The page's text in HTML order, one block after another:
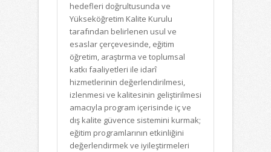
hedefleri doğrultusunda ve
Yükseköğretim Kalite Kurulu
tarafından belirlenen usul ve
esaslar çerçevesinde, eğitim
öğretim, araştırma ve toplumsal
katkı faaliyetleri ile idarî
hizmetlerinin değerlendirilmesi,
izlenmesi ve kalitesinin geliştirilmesi
amacıyla program içerisinde iç ve
dış kalite güvence sistemini kurmak;
eğitim programlarının etkinliğini
değerlendirmek ve iyileştirmeleri